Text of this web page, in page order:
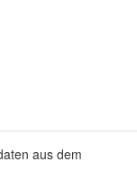
aus dem